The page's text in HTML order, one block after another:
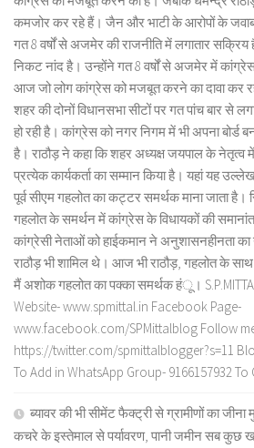
कमजोर कर रहे हैं। जैन और भाटी के आरोपों के जवाब
गत 8 वर्षों से अजमेर की राजनीति में लगातार
निकट नांद है। उन्होंने गत 8 वर्षों से अजमेर में
आज जो लोग कांग्रेस को मजबूत करने का दावा कर
शहर की दोनों विधानसभा सीटों पर गत पांच बार से
हो रही है। कांग्रेस को नगर निगम में भी अपना बोर्ड
है। राठौड़ ने कहा कि शहर अध्यक्ष जयपाल के
प्रत्येक कार्यकर्ता का सम्मान किया है। यहां यह
पूर्व सीएम गहलोत का कट्टर समर्थक माना जाता
गहलोत के समर्थन में कांग्रेस के विधायकों की
कांग्रेसी नेताओं को हाईकमान ने अनुशासनहीनता का
राठौड़ भी शामिल थे। आज भी राठौड़, गहलोत के
मैं अशोक गहलोत का पक्का समर्थक हंू।
Website- www.spmittal.in Facebook Page-
www.facebook.com/SPMittalblog Follow
https://twitter.com/spmittalblogger?s=11
To Add in WhatsApp Group- 9166157932 To
ब्यावर की भी सीमेंट फैक्ट्री से ग्रामीणों का
कचरे के इस्तेमाल से पर्यावरण, पानी जमीन सब कुछ